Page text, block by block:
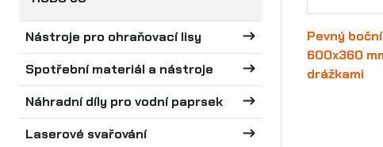
Nástroje pro ohraňovací lisy
Spotřební materiál a nástroje
Náhradní díly pro vodní paprsek
Laserové svařování
Pevný
600x360
drážkami